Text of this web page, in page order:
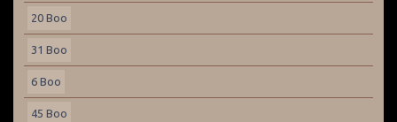
20 Boo
31 Boo
6 Boo
45 Boo